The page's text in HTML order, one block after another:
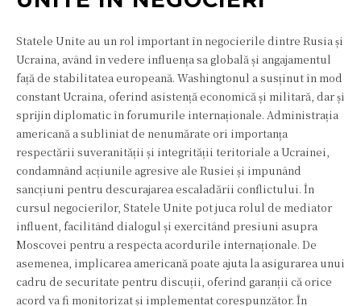
Statele Unite au un rol important în negocierile dintre Rusia și
Ucraina, având în vedere influența sa globală și angajamentul
față de stabilitatea europeană. Washingtonul a susținut în mod
constant Ucraina, oferind asistență economică și militară, dar și
sprijin diplomatic în forumurile internaționale. Administrația
americană a subliniat de nenumărate ori importanța
respectării suveranității și integrității teritoriale a Ucrainei,
condamnând acțiunile agresive ale Rusiei și impunând
sancțiuni pentru descurajarea escaladării conflictului. În
cursul negocierilor, Statele Unite pot juca rolul de mediator
influent, facilitând dialogul și exercitând presiuni asupra
Moscovei pentru a respecta acordurile internaționale. De
asemenea, implicarea americană poate ajuta la asigurarea unui
cadru de securitate pentru discuții, oferind garanții că orice
acord va fi monitorizat și implementat corespunzător. În